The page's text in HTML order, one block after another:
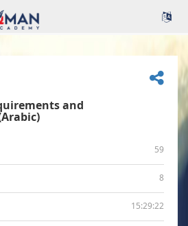
and
59
8
15:29:22